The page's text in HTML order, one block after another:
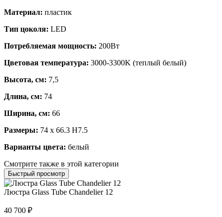
Материал: пластик
Тип цоколя: LED
Потребляемая мощность: 200Вт
Цветовая температура: 3000-3300K (теплый белый)
Высота, см: 7,5
Длина, см: 74
Ширина, см: 66
Размеры: 74 x 66.3 H7.5
Варианты цвета: белый
Смотрите также в этой категории
Быстрый просмотр
Люстра Glass Tube Chandelier 12
40 700 ₽